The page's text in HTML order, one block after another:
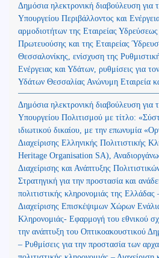
Δημόσια ηλεκτρονική διαβούλευση για
Υπουργείου Περιβάλλοντος και
αρμοδιοτήτων της Εταιρείας
Πρωτευούσης και της Εταιρείας
Θεσσαλονίκης, ενίσχυση της
Ενέργειας και Υδάτων, ρυθμίσεις για
Υδάτων Θεσσαλίας Ανώνυμη Εταιρεία
Δημόσια ηλεκτρονική διαβούλευση για
Υπουργείου Πολιτισμού με τίτλο:
ιδιωτικού δικαίου, με την επωνυμία
Διαχείρισης Ελληνικής Πολιτιστικής
Heritage Organisation SA),
Διαχείρισης και Ανάπτυξης
Στρατηγική για την προστασία και
πολιτιστικής κληρονομιάς της
Διαχείρισης Επισκέψιμων Χώρων
Κληρονομιάς- Εφαρμογή του εθνικού
την ανάπτυξη του Οπτικοακουστικού
– Ρυθμίσεις για την προστασία των